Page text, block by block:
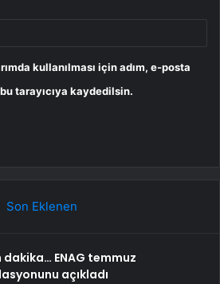
kullanılması için adım, e-posta
tarayıcıya kaydedilsin.
Son Eklenen
dakika… ENAG temmuz
açıkladı